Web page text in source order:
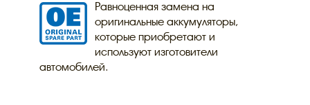
Равноценная замена на
оригинальные аккумуляторы,
которые приобретают и
используют изготовители
автомобилей.